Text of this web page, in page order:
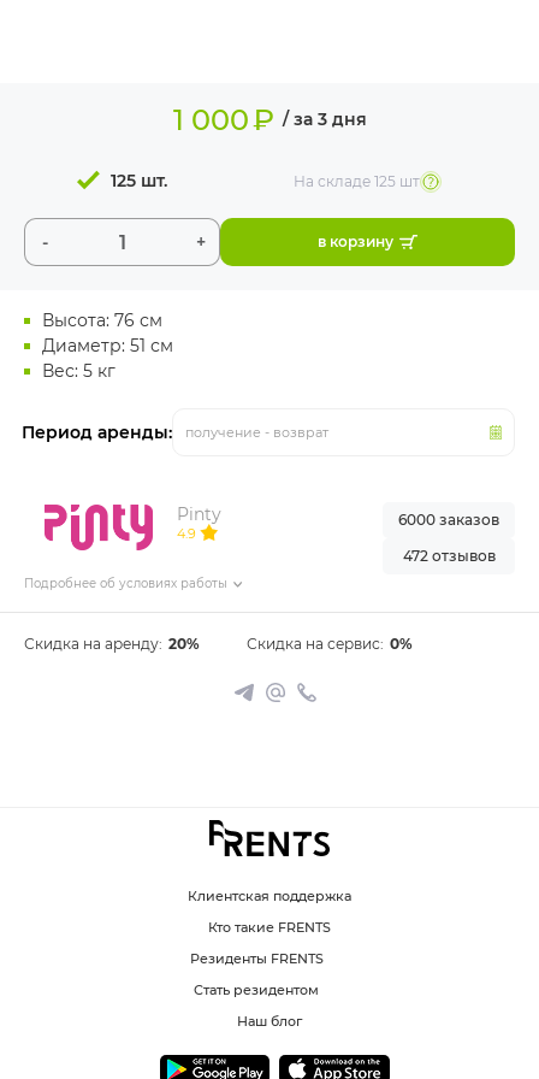
Высота: 76 см
Диаметр: 51 см
Вес: 5 кг
Период аренды: получение - возврат
1 000₽ / за 3 дня
- +
125 шт. На складе125 шт
в корзину
Pinty
4.9
Подробнее об условиях работы
6000 заказов
472 отзывов
Скидка на аренду: 20% Скидка на сервис: 0%
Клиентская поддержка
Кто такие FRENTS
Резиденты FRENTS
Стать резидентом
Наш блог